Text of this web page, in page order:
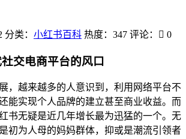
分类： 小红书百科 热度：347 评论： 0
交电商平台的风口
，越来越多的人意识到，利用网络平台不
能实现个人品牌的建立甚至商业收益。而
书无疑是近几年增长最为迅猛的一个。无
初为人母的妈妈群体，抑或是潮流引领者